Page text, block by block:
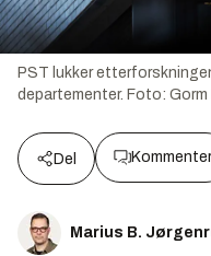
PST lukker
departementer. Foto:
Del Kommenter
Marius B.